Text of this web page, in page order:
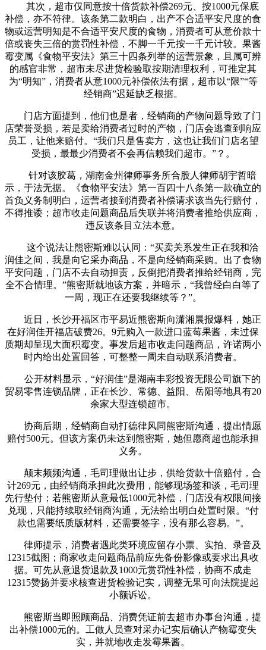
其次，超市仅同意按十倍货款补偿269元、按1000元保底
补偿，亦不符律。该条第二款明白，出产不合适平安尺度的食
物或运营明知是不合适平安尺度的食物，消费者可从意价款十
倍或丧失三倍的赏罚性补偿，不脚一千元按一千元计较。果酱
霉变属《食物平安法》第三十四条列举的运营景象，且属可辨
的感官非常，超市未尽进货检验取按期清理权利，可推定其
为“明知”，消费者从意1000元补偿依法有据，超市以“限”“等
经销商”迟延缺乏根据。
门店方面提到，他们也是者，经销商的产物问题导致了门
店荣誉受损，若是卖给消费者过时的产物，门店会逃查到响应
员工，让他来赔付。“我们只是售卖方，这也让我们门店名望
受损，最最少消费者不会再信赖我们超市。”？。
针对该胶葛，湖南金州律师事务所合股人律师胡宇哲暗
示，于法无据。《食物平安法》第一百四十八条第一款确立的
首负义务制明白，运营者接到消费者补偿请求该当先行赔付，
不得推诿；超市收走问题商品后失联并将消费者推给供应商，
违反该条目立法本意。
这个说法让熊密斯难以认同：“买卖关系发生正在我和洽
润佳之间，我是向它采办商品，不是向经销商采购。出了食物
平安问题，门店不去自动担责，反倒把消费者推给经销商，完
全不合情理。”熊密斯就地该方案，并暗示，“我曾经白白等了
一周，现正在还要我继续等？”。
近日，长沙开福区市平易近熊密斯向潇湘晨报爆料，她正
在好润佳开福店破费26。9元购入一款进口蓝莓果酱，未过保
质期却呈现大面积霉变。事发后超市收走问题商品，许诺两小
时内给出处置回答，可整整一周未自动联系消费者。
公开材料显示，“好润佳”是湖南丰彩投资无限公司旗下的
贸易零售连锁品牌，正在长沙、常德、益阳、岳阳等地具有20
余家大型连锁超市。
协商后期，经销商自动打德律风同熊密斯沟通，提出情愿
赔付500元。但该方案仍未达到熊密斯，她但愿商超也能承担
义务。
颠末频频沟通，毛司理做出让步，供给货款十倍赔付，合
计269元，由经销商承担此次费用，能够现场签和谈，毛司理
先行垫付；若熊密斯从意最低1000元补偿，门店没有权限间接
兑现，只能持续取经销商沟通，无法给出明白处置时限。“付
款也需要纸质版材料，还需要签字，没有那么容易。”。
律师提示，消费者遇此类环境应留存小票、实拍、录音及
12315截图；商家收走问题商品前应先备份影像或要求出具收
据。可先从意退货退款及1000元赏罚性补偿，协商不成走
12315赞扬并要求核查进货检验记实，调整无果可向法院提起
小额诉讼。
熊密斯当即照顾商品、消费凭证前去超市办事台沟通，提
出补偿1000元的。工做人员查对采办记实后确认产物霉变失
实，并就地收走发霉果酱。